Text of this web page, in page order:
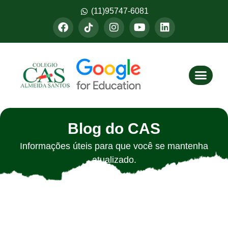
(11)95747-6081
Blog do CAS
Informações úteis para que você se mantenha
atualizado.